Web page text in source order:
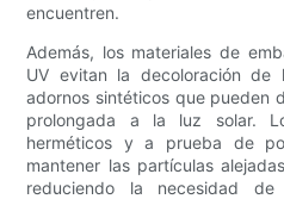
encuentren.
Además, los materiales de
UV evitan la decoloración de
adornos sintéticos que pueden
prolongada a la luz solar.
herméticos y a prueba de
mantener las partículas
reduciendo la necesidad de